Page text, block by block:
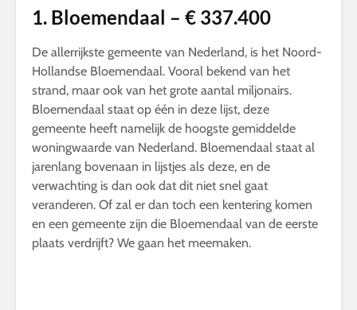
1. Bloemendaal – € 337.400
De allerrijkste gemeente van Nederland, is het Noord-
Hollandse Bloemendaal. Vooral bekend van het
strand, maar ook van het grote aantal miljonairs.
Bloemendaal staat op één in deze lijst, deze
gemeente heeft namelijk de hoogste gemiddelde
woningwaarde van Nederland. Bloemendaal staat al
jarenlang bovenaan in lijstjes als deze, en de
verwachting is dan ook dat dit niet snel gaat
veranderen. Of zal er dan toch een kentering komen
en een gemeente zijn die Bloemendaal van de eerste
plaats verdrijft? We gaan het meemaken.